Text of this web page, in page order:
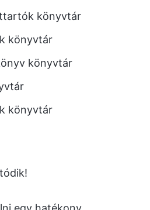
könyvtár
könyvtár
könyvtár
könyvtár